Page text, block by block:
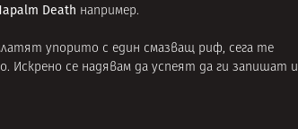
Death например.
упорито с един смазващ риф, сега те
Искрено се надявам да успеят да ги запишат и